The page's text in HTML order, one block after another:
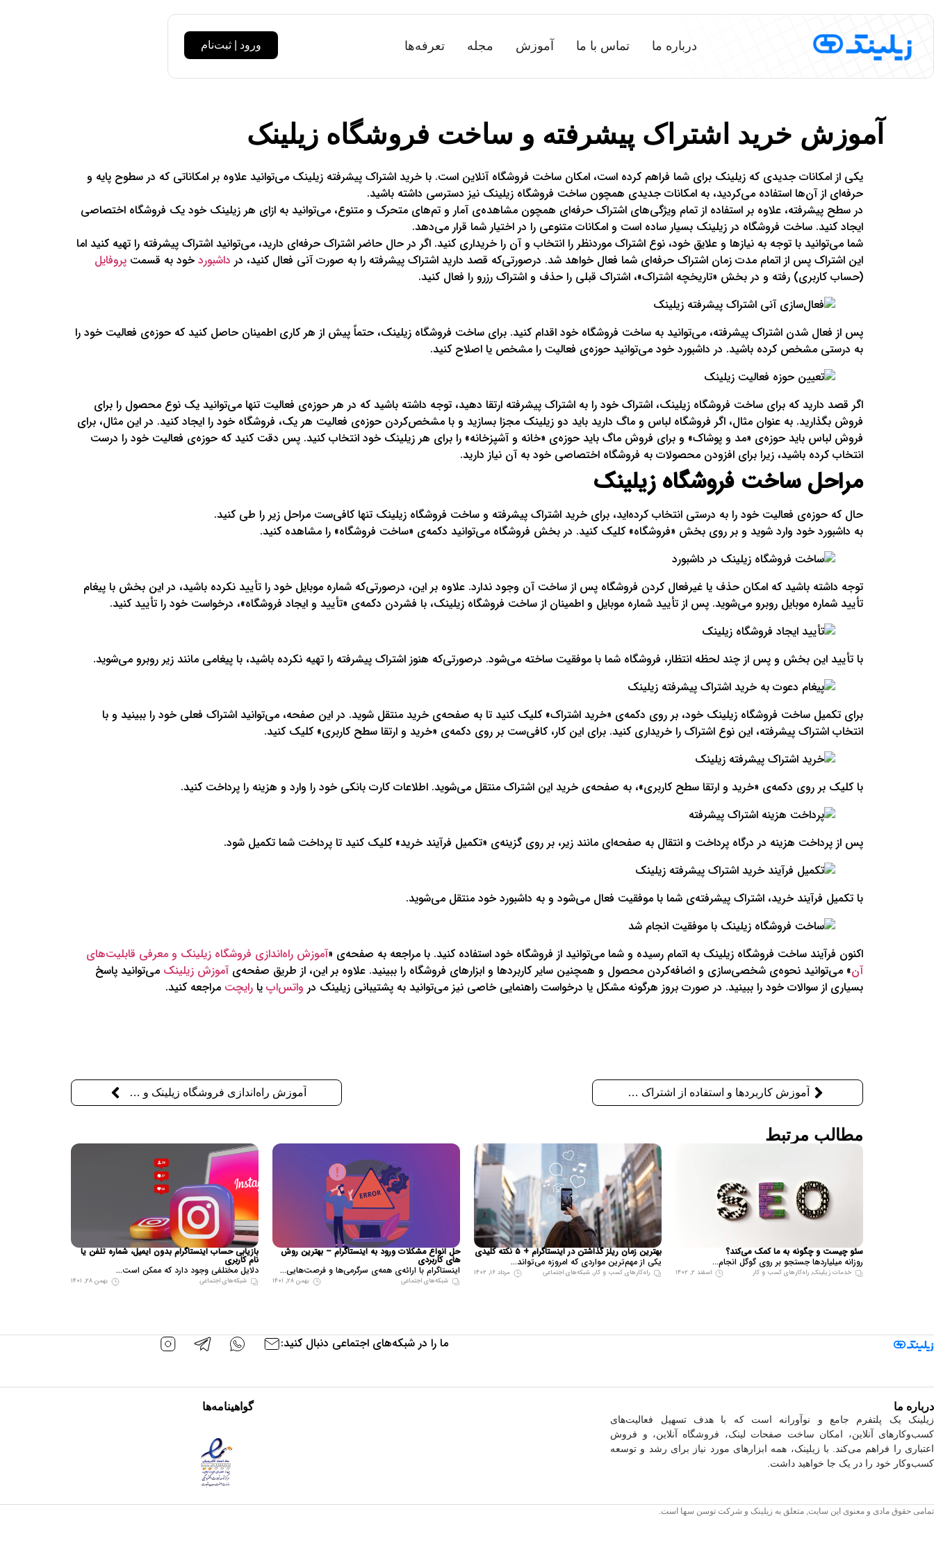
درباره ما تماس با ما آموزش مجله تعرفه‌ها ورود | ثبت‌نام
آموزش خرید اشتراک پیشرفته و ساخت فروشگاه زیلینک
یکی از امکانات جدیدی که زیلینک برای شما فراهم کرده است، امکان ساخت فروشگاه آنلاین است. با خرید اشتراک پیشرفته زیلینک می‌توانید علاوه بر امکاناتی که در سطوح پایه و
حرفه‌ای از آن‌ها استفاده می‌کردید، به امکانات جدیدی همچون ساخت فروشگاه زیلینک نیز دسترسی داشته باشید.
در سطح پیشرفته، علاوه بر استفاده از تمام ویژگی‌های اشتراک حرفه‌ای همچون مشاهده‌ی آمار و تم‌های متحرک و متنوع، می‌توانید به ازای هر زیلینک خود یک فروشگاه اختصاصی
ایجاد کنید. ساخت فروشگاه در زیلینک بسیار ساده است و امکانات متنوعی را در اختیار شما قرار می‌دهد.
شما می‌توانید با توجه به نیازها و علایق خود، نوع اشتراک موردنظر را انتخاب و آن را خریداری کنید. اگر در حال حاضر اشتراک حرفه‌ای دارید، می‌توانید اشتراک پیشرفته را تهیه کنید اما
این اشتراک پس از اتمام مدت زمان اشتراک حرفه‌ای شما فعال خواهد شد. درصورتی‌که قصد دارید اشتراک پیشرفته را به صورت آنی فعال کنید، در داشبورد خود به قسمت پروفایل
(حساب کاربری) رفته و در بخش «تاریخچه اشتراک»، اشتراک قبلی را حذف و اشتراک رزرو را فعال کنید.
پس از فعال شدن اشتراک پیشرفته، می‌توانید به ساخت فروشگاه خود اقدام کنید. برای ساخت فروشگاه زیلینک، حتماً پیش از هر کاری اطمینان حاصل کنید که حوزه‌ی فعالیت خود را
به درستی مشخص کرده باشید. در داشبورد خود می‌توانید حوزه‌ی فعالیت را مشخص یا اصلاح کنید.
اگر قصد دارید که برای ساخت فروشگاه زیلینک، اشتراک خود را به اشتراک پیشرفته ارتقا دهید، توجه داشته باشید که در هر حوزه‌ی فعالیت تنها می‌توانید یک نوع محصول را برای
فروش بگذارید. به عنوان مثال، اگر فروشگاه لباس و ماگ دارید باید دو زیلینک مجزا بسازید و با مشخص‌کردن حوزه‌ی فعالیت هر یک، فروشگاه خود را ایجاد کنید. در این مثال، برای
فروش لباس باید حوزه‌ی «مد و پوشاک» و برای فروش ماگ باید حوزه‌ی «خانه و آشپزخانه» را برای هر زیلینک خود انتخاب کنید. پس دقت کنید که حوزه‌ی فعالیت خود را درست
انتخاب کرده باشید، زیرا برای افزودن محصولات به فروشگاه اختصاصی خود به آن نیاز دارید.
مراحل ساخت فروشگاه زیلینک
حال که حوزه‌ی فعالیت خود را به درستی انتخاب کرده‌اید، برای خرید اشتراک پیشرفته و ساخت فروشگاه زیلینک تنها کافی‌ست مراحل زیر را طی کنید.
به داشبورد خود وارد شوید و بر روی بخش «فروشگاه» کلیک کنید. در بخش فروشگاه می‌توانید دکمه‌ی «ساخت فروشگاه» را مشاهده کنید.
توجه داشته باشید که امکان حذف یا غیرفعال کردن فروشگاه پس از ساخت آن وجود ندارد. علاوه بر این، درصورتی‌که شماره موبایل خود را تأیید نکرده باشید، در این بخش با پیغام
تأیید شماره موبایل روبرو می‌شوید. پس از تأیید شماره موبایل و اطمینان از ساخت فروشگاه زیلینک، با فشردن دکمه‌ی «تأیید و ایجاد فروشگاه»، درخواست خود را تأیید کنید.
با تأیید این بخش و پس از چند لحظه انتظار، فروشگاه شما با موفقیت ساخته می‌شود. درصورتی‌که هنوز اشتراک پیشرفته را تهیه نکرده باشید، با پیغامی مانند زیر روبرو می‌شوید.
برای تکمیل ساخت فروشگاه زیلینک خود، بر روی دکمه‌ی «خرید اشتراک» کلیک کنید تا به صفحه‌ی خرید منتقل شوید. در این صفحه، می‌توانید اشتراک فعلی خود را ببینید و با
انتخاب اشتراک پیشرفته، این نوع اشتراک را خریداری کنید. برای این کار، کافی‌ست بر روی دکمه‌ی «خرید و ارتقا سطح کاربری» کلیک کنید.
با کلیک بر روی دکمه‌ی «خرید و ارتقا سطح کاربری»، به صفحه‌ی خرید این اشتراک منتقل می‌شوید. اطلاعات کارت بانکی خود را وارد و هزینه را پرداخت کنید.
پس از پرداخت هزینه در درگاه پرداخت و انتقال به صفحه‌ای مانند زیر، بر روی گزینه‌ی «تکمیل فرآیند خرید» کلیک کنید تا پرداخت شما تکمیل شود.
با تکمیل فرآیند خرید، اشتراک پیشرفته‌ی شما با موفقیت فعال می‌شود و به داشبورد خود منتقل می‌شوید.
اکنون فرآیند ساخت فروشگاه زیلینک به اتمام رسیده و شما می‌توانید از فروشگاه خود استفاده کنید. با مراجعه به صفحه‌ی «آموزش راه‌اندازی فروشگاه زیلینک و معرفی قابلیت‌های
آن» می‌توانید نحوه‌ی شخصی‌سازی و اضافه‌کردن محصول و همچنین سایر کاربردها و ابزارهای فروشگاه را ببینید. علاوه بر این، از طریق صفحه‌ی آموزش زیلینک می‌توانید پاسخ
بسیاری از سوالات خود را ببینید. در صورت بروز هرگونه مشکل یا درخواست راهنمایی خاصی نیز می‌توانید به پشتیبانی زیلینک در واتس‌اپ یا رایچت مراجعه کنید.
آموزش کاربردها و استفاده از اشتراک حرفه‌ای زیلینک آموزش راه‌اندازی فروشگاه زیلینک و معرفی قابلیت‌های آن
مطالب مرتبط
سئو چیست و چگونه به ما کمک می‌کند؟
روزانه میلیاردها جستجو بر روی گوگل انجام...
خدمات زیلینک, راه‌کارهای کسب و کار اسفند ۲, ۱۴۰۲
بهترین زمان ریلز گذاشتن در اینستاگرام + ۵ نکته کلیدی
یکی از مهم‌ترین مواردی که امروزه می‌تواند...
راه‌کارهای کسب و کار, شبکه‌های اجتماعی مرداد ۱۶, ۱۴۰۲
حل انواع مشکلات ورود به اینستاگرام – بهترین روش
های کاربردی
اینستاگرام با ارائه‌ی همه‌ی سرگرمی‌ها و فرصت‌هایی...
شبکه‌های اجتماعی بهمن ۲۸, ۱۴۰۱
بازیابی حساب اینستاگرام بدون ایمیل، شماره تلفن یا
نام کاربری
دلایل مختلفی وجود دارد که ممکن است...
شبکه‌های اجتماعی بهمن ۲۸, ۱۴۰۱
ما را در شبکه‌های اجتماعی دنبال کنید:
درباره ما
زیلینک یک پلتفرم جامع و نوآورانه است که با هدف تسهیل فعالیت‌های
کسب‌وکارهای آنلاین، امکان ساخت صفحات لینک، فروشگاه آنلاین، و فروش
اعتباری را فراهم می‌کند. با زیلینک، همه ابزارهای مورد نیاز برای رشد و توسعه
کسب‌وکار خود را در یک جا خواهید داشت.
گواهینامه‌ها
تمامی حقوق مادی و معنوی این سایت, متعلق به زیلینک و شرکت توسن سها است.